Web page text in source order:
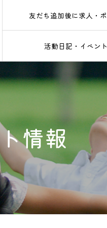
活動日記・イベン
友だち追加後に求人・
LINEで
情報